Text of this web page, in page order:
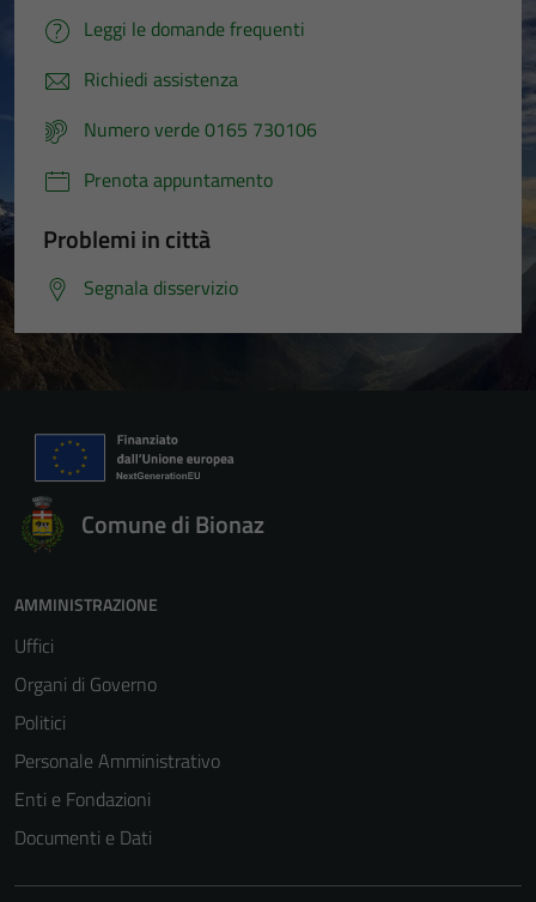
Leggi le domande frequenti
Richiedi assistenza
Numero verde 0165 730106
Prenota appuntamento
Problemi in città
Segnala disservizio
Comune di Bionaz
AMMINISTRAZIONE
Uffici
Organi di Governo
Politici
Personale Amministrativo
Enti e Fondazioni
Documenti e Dati
disabilitati.